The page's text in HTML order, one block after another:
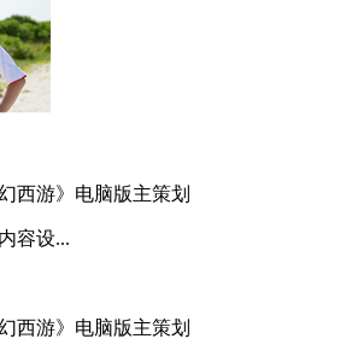
幻西游》电脑版主策划
容设...
幻西游》电脑版主策划